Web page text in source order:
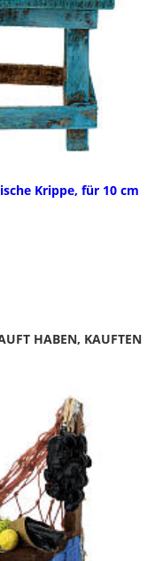
Krippe, für 10 cm
HABEN, KAUFTEN